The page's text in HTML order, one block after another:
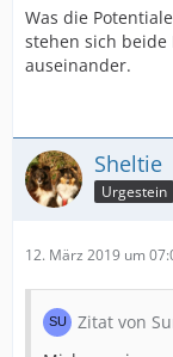
Was die
stehen sich
auseinander.
Sheltie
Urgestein
12. März 2019 um
Zitat von